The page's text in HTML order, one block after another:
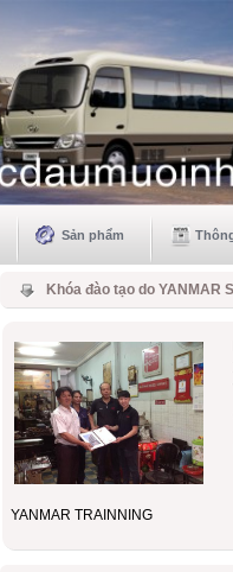
Sản phẩm
Khóa đào tạo do YANMAR
YANMAR TRAINNING